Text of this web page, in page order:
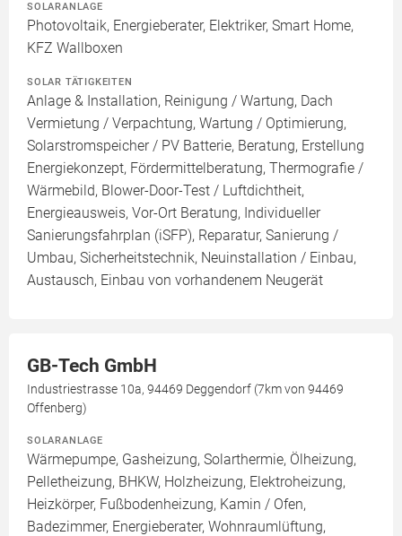
SOLARANLAGE
Photovoltaik, Energieberater, Elektriker, Smart Home,
KFZ Wallboxen
SOLAR TÄTIGKEITEN
Anlage & Installation, Reinigung / Wartung, Dach
Vermietung / Verpachtung, Wartung / Optimierung,
Solarstromspeicher / PV Batterie, Beratung, Erstellung
Energiekonzept, Fördermittelberatung, Thermografie /
Wärmebild, Blower-Door-Test / Luftdichtheit,
Energieausweis, Vor-Ort Beratung, Individueller
Sanierungsfahrplan (iSFP), Reparatur, Sanierung /
Umbau, Sicherheitstechnik, Neuinstallation / Einbau,
Austausch, Einbau von vorhandenem Neugerät
GB-Tech GmbH
Industriestrasse 10a, 94469 Deggendorf (7km von 94469
Offenberg)
SOLARANLAGE
Wärmepumpe, Gasheizung, Solarthermie, Ölheizung,
Pelletheizung, BHKW, Holzheizung, Elektroheizung,
Heizkörper, Fußbodenheizung, Kamin / Ofen,
Badezimmer, Energieberater, Wohnraumlüftung,